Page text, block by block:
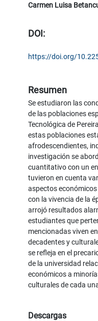
Carmen Luisa
DOI:
https://doi.org/
Resumen
Se estudiaron las
de las poblaciones
Tecnológica de
estas poblaciones
afrodescendientes,
investigación se
cuantitativo con un
tuvieron en cuenta
aspectos
con la vivencia de la
arrojó resultados
estudiantes que
mencionadas viven
decadentes y
se refleja en el
de la universidad
económicos a
culturales de cada
Descargas